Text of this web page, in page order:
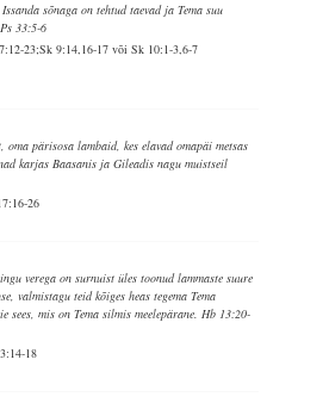
sõnaga on tehtud taevad ja Tema suu
33:5-6
23;Sk 9:14,16-17 või Sk 10:1-3,6-7
pärisosa lambaid, kes elavad omapäi metsas
karjas Baasanis ja Gileadis nagu muistseil
26
verega on surnuist üles toonud lammaste suure
valmistagu teid kõiges heas tegema Tema
sees, mis on Tema silmis meelepärane. Hb 13:20-
18